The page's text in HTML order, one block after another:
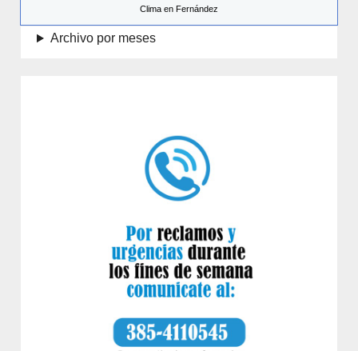
Clima en Fernández
Archivo por meses